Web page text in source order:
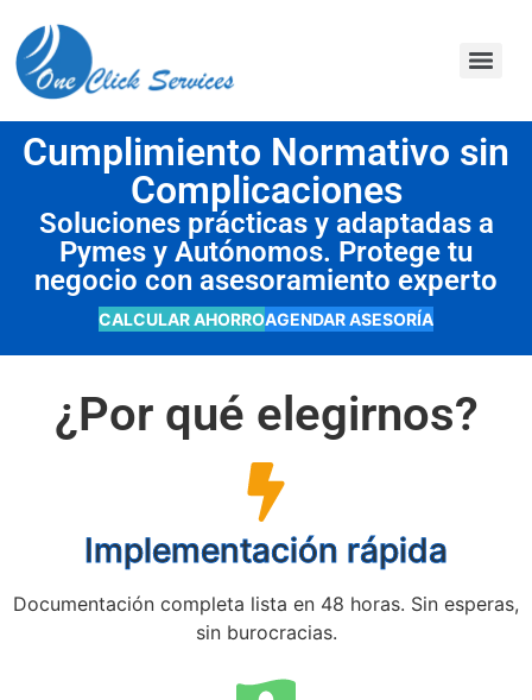
Cumplimiento Normativo sin
Complicaciones
Soluciones prácticas y adaptadas a
Pymes y Autónomos. Protege tu
negocio con asesoramiento experto
CALCULAR AHORROAGENDAR ASESORÍA
¿Por qué elegirnos?
Implementación rápida
Documentación completa lista en 48 horas. Sin esperas,
sin burocracias.